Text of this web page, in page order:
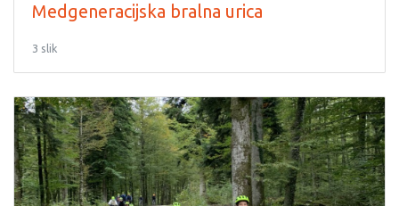
Medgeneracijska bralna urica
3 slik